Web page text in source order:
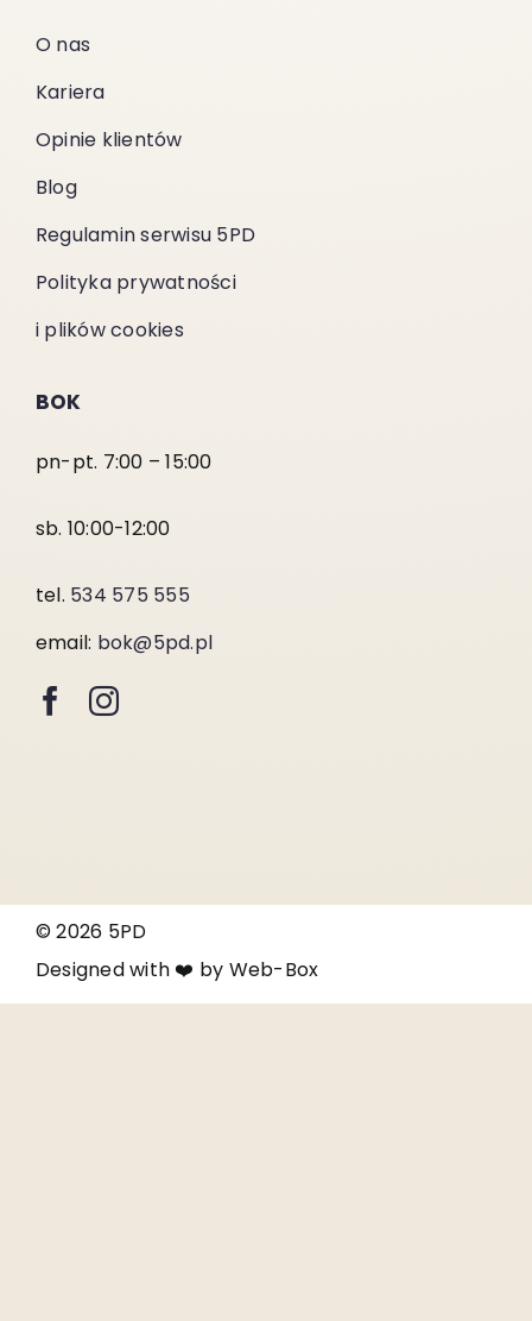
O nas
Kariera
Opinie klientów
Blog
Regulamin serwisu 5PD
Polityka prywatności
i plików cookies
BOK
pn-pt. 7:00 – 15:00
sb. 10:00-12:00
tel. 534 575 555
email: bok@5pd.pl
© 2026 5PD
Designed with ❤️ by Web-Box